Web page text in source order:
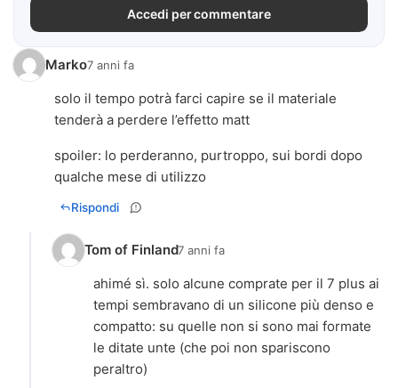
Accedi per commentare
Marko7 anni fa
solo il tempo potrà farci capire se il materiale
tenderà a perdere l’effetto matt
spoiler: lo perderanno, purtroppo, sui bordi dopo
qualche mese di utilizzo
Rispondi
Tom of Finland7 anni fa
ahimé sì. solo alcune comprate per il 7 plus ai
tempi sembravano di un silicone più denso e
compatto: su quelle non si sono mai formate
le ditate unte (che poi non spariscono
peraltro)